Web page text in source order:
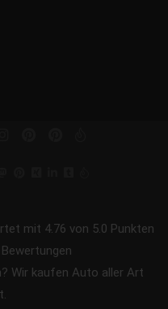
mit 4.76 von 5.0 Punkten
Bewertungen
Wir kaufen Auto aller Art